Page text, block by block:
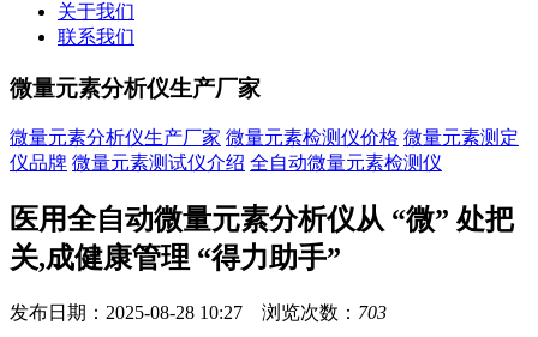
关于我们
联系我们
微量元素分析仪生产厂家
微量元素分析仪生产厂家 微量元素检测仪价格 微量元素测定
仪品牌 微量元素测试仪介绍 全自动微量元素检测仪
医用全自动微量元素分析仪从 “微” 处把
关,成健康管理 “得力助手”
发布日期：2025-08-28 10:27 浏览次数： 703